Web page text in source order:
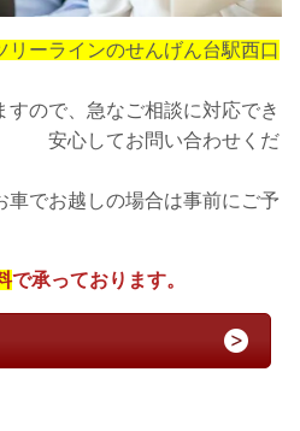
リーラインのせんげん台駅西口
すので、急なご相談に対応でき
安心してお問い合わせくだ
車でお越しの場合は事前にご予
で承っております。